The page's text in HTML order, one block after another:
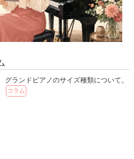
グランドピアノのサイズ種類について。
コラム